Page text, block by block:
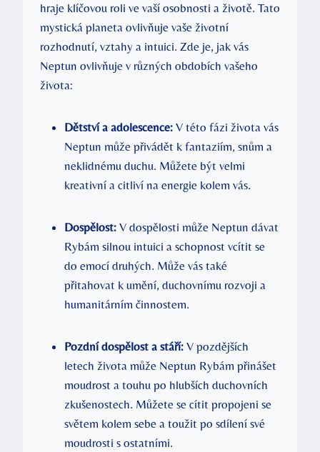
hraje klíčovou roli ve vaší osobnosti a životě. Tato
mystická planeta ovlivňuje vaše životní
rozhodnutí, vztahy a intuici. Zde je, jak vás
Neptun ovlivňuje v různých obdobích vašeho
života:
Dětství a adolescence: V této fázi života vás
Neptun může přivádět k fantaziím, snům a
neklidnému duchu. Můžete být velmi
kreativní a citliví na energie kolem vás.
Dospělost: V dospělosti může Neptun dávat
Rybám silnou intuici a schopnost vcítit se
do emocí druhých. Může vás také
přitahovat k umění, duchovnímu rozvoji a
humanitárním činnostem.
Pozdní dospělost a stáří: V pozdějších
letech života může Neptun Rybám přinášet
moudrost a touhu po hlubších duchovních
zkušenostech. Můžete se cítit propojeni se
světem kolem sebe a toužit po sdílení své
moudrosti s ostatními.